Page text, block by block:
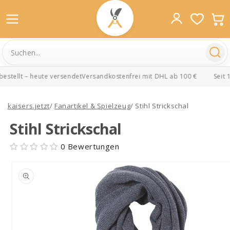
Inhalt
– heute versendetVersandkostenfrei mit DHL ab 100 € Seit
kaisers.jetzt/ Fanartikel & Spielzeug/ Stihl Strickschal
Stihl Strickschal
0 Bewertungen